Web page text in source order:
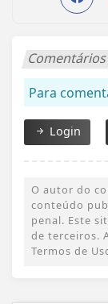
Comentários
Para
Login
O autor do
conteúdo
penal. Este
de terceiros.
Termos de